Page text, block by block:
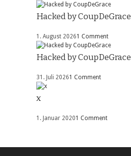
Hacked by CoupDeGrace
1. August 20261 Comment
Hacked by CoupDeGrace
31. Juli 20261 Comment
x
1. Januar 20201 Comment